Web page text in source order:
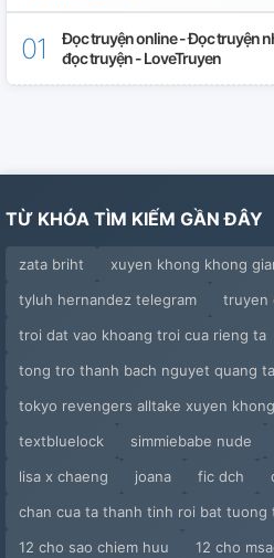
Đọc truyện online - Đọc truyện
đọc truyện - LoveTruyen
TỪ KHÓA TÌM KIẾM GẦN ĐÂY
zata briht
xuyen khong khong
tyluh hernandez telegram
truyen
troi dat vao khoang troi cua rieng ta
tong tro thanh bach nguyet quang
tokyo revengers alltake xuyen
textbluelock
simmiebabe nude
lisa x chaeng
joana fic dch
chan cua ta thanh tinh roi bat tuong
12 cho sao chiem huu
12 cho